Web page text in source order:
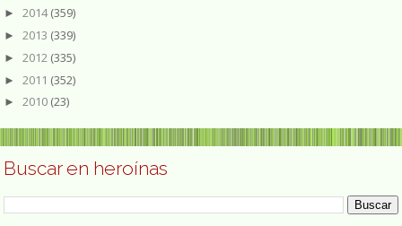
► 2014(359)
► 2013 (339)
► 2012 (335)
► 2011 (352)
► 2010 (23)
Buscar en heroínas